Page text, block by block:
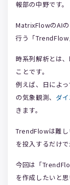
報部の中野です。
MatrixFlowのAI
行う「TrendFlow
時系列解析とは
ことです。
例えば、日によ
の気象観測、 ダ
きます。
TrendFlowは難
を投入するだけ
今回は「
を作成したいと思